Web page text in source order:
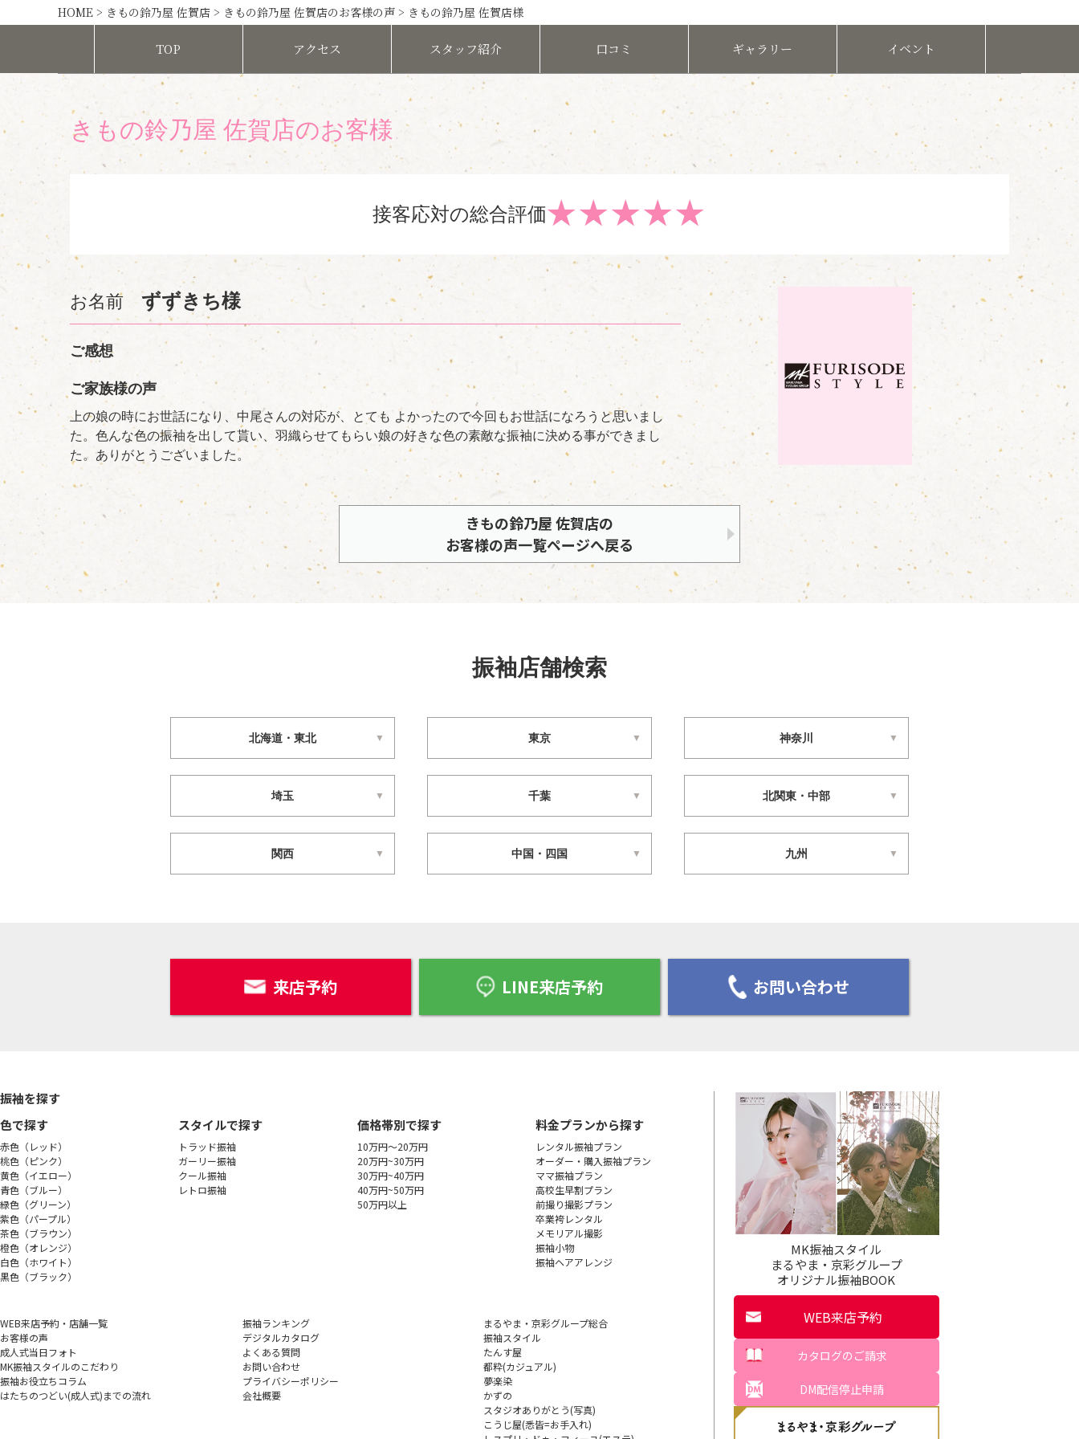
HOME > きもの鈴乃屋 佐賀店 > きもの鈴乃屋 佐賀店のお客様の声 > きもの鈴乃屋 佐賀店様
TOP アクセス スタッフ紹介 口コミ ギャラリー イベント
きもの鈴乃屋 佐賀店のお客様
接客応対の総合評価 ★
★
★
★
★
お名前ずずきち様
ご感想
ご家族様の声
上の娘の時にお世話になり、中尾さんの対応が、とても よかったので今回もお世話になろうと思いまし
た。色んな色の振袖を出して貰い、羽織らせてもらい娘の好きな色の素敵な振袖に決める事ができまし
た。ありがとうございました。
きもの鈴乃屋 佐賀店の
お客様の声一覧ページへ戻る
振袖店舗検索
北海道・東北 東京 神奈川
埼玉 千葉 北関東・中部
関西 中国・四国 九州
来店予約 LINE来店予約 お問い合わせ
振袖を探す
色で探す
赤色（レッド）
桃色（ピンク）
黄色（イエロー）
青色（ブルー）
緑色（グリーン）
紫色（パープル）
茶色（ブラウン）
橙色（オレンジ）
白色（ホワイト）
黒色（ブラック）
スタイルで探す
トラッド振袖
ガーリー振袖
クール振袖
レトロ振袖
価格帯別で探す
10万円～20万円
20万円~30万円
30万円~40万円
40万円~50万円
50万円以上
料金プランから探す
レンタル振袖プラン
オーダー・購入振袖プラン
ママ振袖プラン
高校生早割プラン
前撮り撮影プラン
卒業袴レンタル
メモリアル撮影
振袖小物
振袖ヘアアレンジ
WEB来店予約・店舗一覧
お客様の声
成人式当日フォト
MK振袖スタイルのこだわり
振袖お役立ちコラム
はたちのつどい(成人式)までの流れ
振袖ランキング
デジタルカタログ
よくある質問
お問い合わせ
プライバシーポリシー
会社概要
まるやま・京彩グループ総合
振袖スタイル
たんす屋
都粋(カジュアル)
夢楽染
かずの
スタジオありがとう(写真)
こうじ屋(悉皆=お手入れ)
MK振袖スタイル
まるやま・京彩グループ
オリジナル振袖BOOK
WEB来店予約
カタログのご請求
DM配信停止申請